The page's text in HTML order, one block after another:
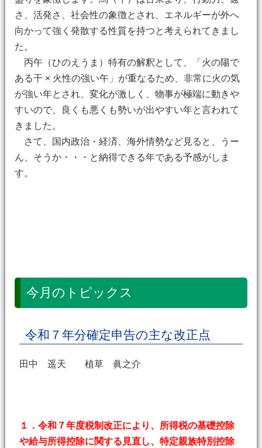
さ、活発さ、社会性の象徴とされ、エネルギーが外へ
向かって強く発散する性質を持つと考えられてきまし
た。
丙午（ひのえうま）特有の解釈として、「火の陽で
ある干 × 火性の強い午」が重なるため、非常に火の気
が強い年とされ、変化が激しく、物事が極端に動きや
すいので、良くも悪くも勢いが出やすい年と言われて
きました。
さて、国内政治・経済、海外情勢など見ると、うー
ん、そうか・・・と納得できる年である予感がしま
す。
今月のトピックス
令和７年分確定申告の主な改正点
田中 遥天 植草 眞之介
１．令和７年度税制改正により、所得税の基礎控除
や給与所得控除に関する見直し、特定親族特別控除